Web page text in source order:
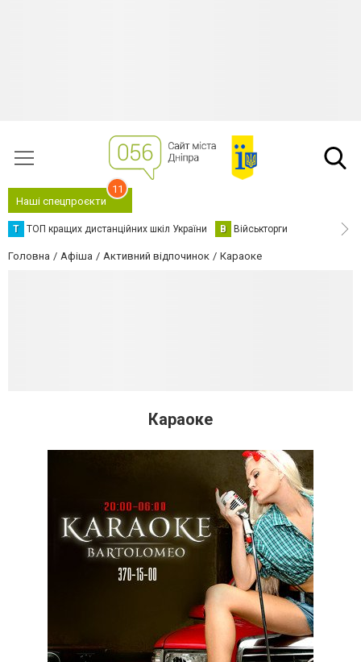
Наші спецпроєкти
11
Т ТОП кращих дистанційних шкіл України В Військторги
Головна Афіша Активний відпочинок Караоке
Караоке